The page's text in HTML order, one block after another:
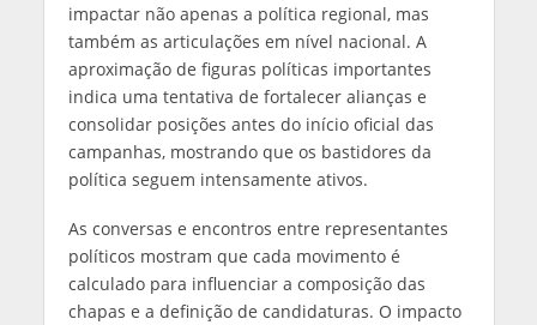
impactar não apenas a política regional, mas
também as articulações em nível nacional. A
aproximação de figuras políticas importantes
indica uma tentativa de fortalecer alianças e
consolidar posições antes do início oficial das
campanhas, mostrando que os bastidores da
política seguem intensamente ativos.
As conversas e encontros entre representantes
políticos mostram que cada movimento é
calculado para influenciar a composição das
chapas e a definição de candidaturas. O impacto